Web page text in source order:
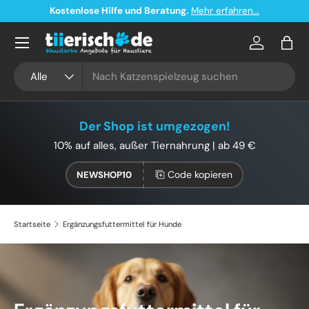
Direkt zum Inhalt
Kostenlose Hilfe und Beratung. Mehr erfahren...
Alle
Konto
Der Shop ist umgezogen!
10% auf alles, außer Tiernahrung | ab 49 €
NEWSHOP10 Code kopieren
Startseite Ergänzungsfuttermittel für Hunde